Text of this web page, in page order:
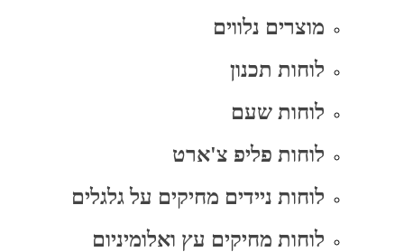
מוצרים נלווים
לוחות תכנון
לוחות שעם
לוחות פליפ צ'ארט
לוחות ניידים מחיקים על גלגלים
לוחות מחיקים עץ ואלומיניום